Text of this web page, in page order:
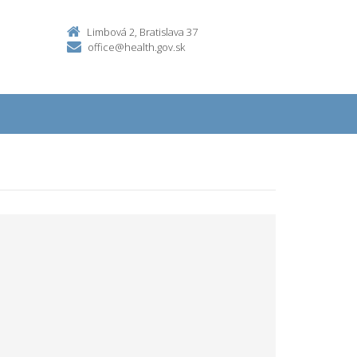
Limbová 2, Bratislava 37
office@health.gov.sk